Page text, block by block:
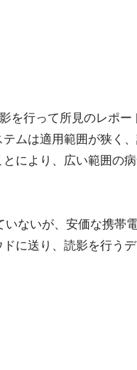
を行って所見のレポー
ムは適用範囲が狭く
により、広い範囲の
ないが、安価な携帯
に送り、読影を行う